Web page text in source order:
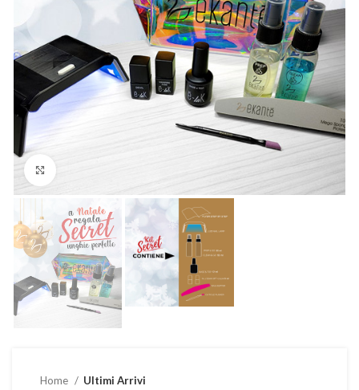
Home Ultimi Arrivi